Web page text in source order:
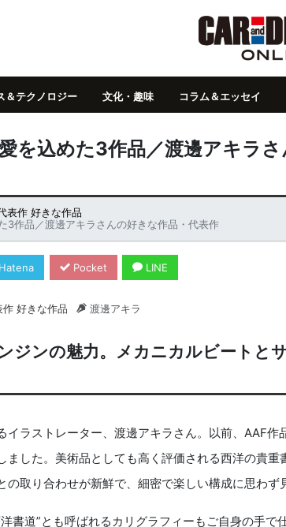
＆テクノロジー 文化・趣味 コラム＆エッセイ
を込めた3作品／渡邊アキラ
表作 好きな作品
3作品／渡邊アキラさんの好きな作品・代表作
Hatena Pocket LINE
作 好きな作品 渡邊アキラ
ジンの魅力。メカニカルビートと
ラストレーター、渡邊アキラさん。以前、AAF作
ました。美術品としても高く評価される西洋の貴重
取り合わせが新鮮で、細密で楽しい構成に思わず
書道”とも呼ばれるカリグラフィーもご自身の手で